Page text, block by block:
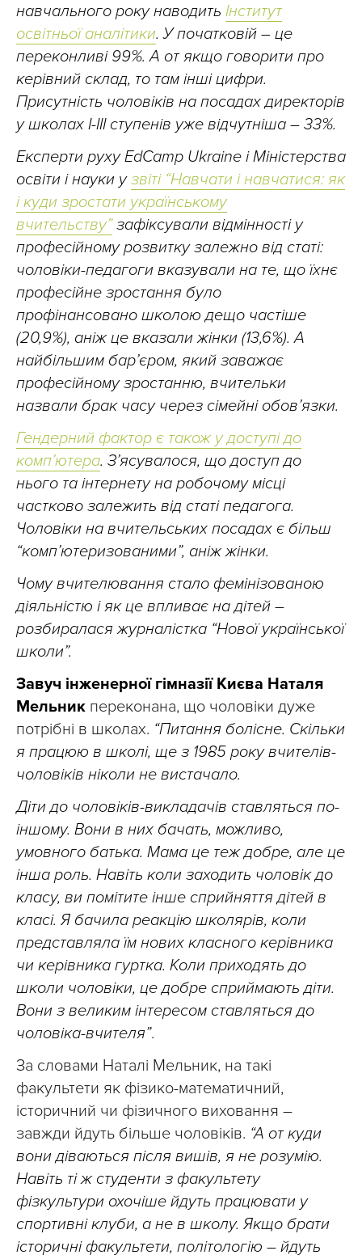
навчального року наводить Інститут
освітньої аналітики. У початковій – це
переконливі 99%. А от якщо говорити про
керівний склад, то там інші цифри.
Присутність чоловіків на посадах директорів
у школах I-III ступенів уже відчутніша – 33%.
Експерти руху EdCamp Ukraine і Міністерства
освіти і науки узвіті “Навчати і навчатися: як
і куди зростати українському
вчительству”зафіксували відмінності у
професійному розвитку залежно від статі:
чоловіки-педагоги вказували на те, що їхнє
професійне зростання було
профінансовано школою дещо частіше
(20,9%), аніж це вказали жінки (13,6%). А
найбільшим бар’єром, який заважає
професійному зростанню, вчительки
назвали брак часу через сімейні обов’язки.
Гендерний фактор є також у доступі до
комп’ютера. З’ясувалося, що доступ до
нього та інтернету на робочому місці
частково залежить від статі педагога.
Чоловіки на вчительських посадах є більш
“комп’ютеризованими”, аніж жінки.
Чому вчителювання стало фемінізованою
діяльністю і як це впливає на дітей –
розбиралася журналістка “Нової української
школи”.
Завуч інженерної гімназії Києва Наталя
Мельник переконана, що чоловіки дуже
потрібні в школах. “Питання болісне. Скільки
я працюю в школі, ще з 1985 року вчителів-
чоловіків ніколи не вистачало.
Діти до чоловіків-викладачів ставляться по-
іншому. Вони в них бачать, можливо,
умовного батька. Мама це теж добре, але це
інша роль. Навіть коли заходить чоловік до
класу, ви помітите інше сприйняття дітей в
класі. Я бачила реакцію школярів, коли
представляла їм нових класного керівника
чи керівника гуртка. Коли приходять до
школи чоловіки, це добре сприймають діти.
Вони з великим інтересом ставляться до
чоловіка-вчителя”.
За словами Наталі Мельник, на такі
факультети як фізико-математичний,
історичний чи фізичного виховання –
завжди йдуть більше чоловіків. “А от куди
вони діваються після вишів, я не розумію.
Навіть ті ж студенти з факультету
фізкультури охочіше йдуть працювати у
спортивні клуби, а не в школу. Якщо брати
історичні факультети, політологію – йдуть